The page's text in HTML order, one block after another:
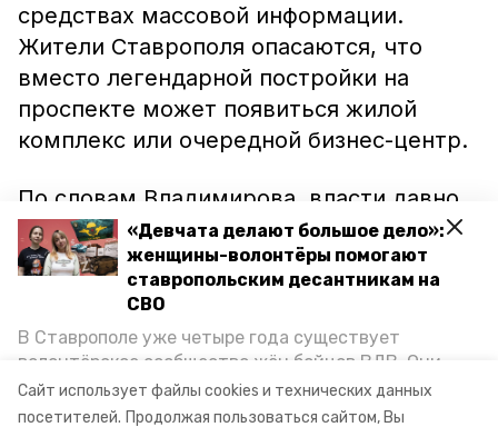
Сайт использует файлы cookies и технических данных
посетителей. Продолжая пользоваться сайтом, Вы
«Девчата делают большое дело»:
женщины-волонтёры помогают
ставропольским десантникам на
СВО
В Ставрополе уже четыре года существует
волонтёрское сообщество жён бойцов ВДВ. Они
организуют сборы вещей и продуктов для
участников спецоперации и лично отвозят всё это
средствах массовой информации.
Жители Ставрополя опасаются, что
вместо легендарной постройки на
проспекте может появиться жилой
комплекс или очередной бизнес-центр.
По словам Владимирова, власти давно
ведут переговоры о ремонте здания
цирка, которое находится в аварийном
состоянии. Проблема заключается в
время четыре раза сменился
руководитель, поэтому процесс
переговоров приходится возобновлять.